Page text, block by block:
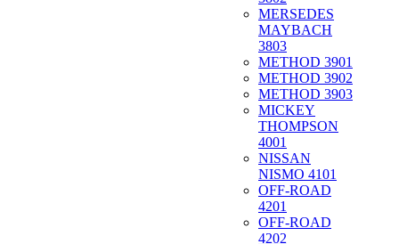
MERSEDES
MAYBACH
3803
METHOD 3901
METHOD 3902
METHOD 3903
MICKEY
THOMPSON
4001
NISSAN
NISMO 4101
OFF-ROAD
4201
OFF-ROAD
4202